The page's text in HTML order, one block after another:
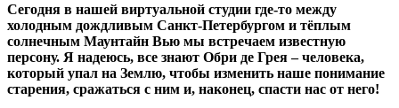
Сегодня в нашей виртуальной студии где-то между
холодным дождливым Санкт-Петербургом и тёплым
солнечным Маунтайн Вью мы встречаем известную
персону. Я надеюсь, все знают Обри де Грея – человека,
который упал на Землю, чтобы изменить наше понимание
старения, сражаться с ним и, наконец, спасти нас от него!